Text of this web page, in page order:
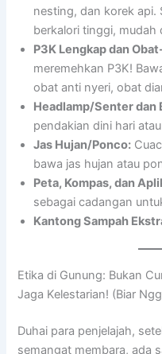
nesting, dan korek api.
berkalori tinggi, mudah
P3K Lengkap dan
meremehkan P3K!
obat anti nyeri, obat
Headlamp/Senter dan
pendakian dini hari
Jas Hujan/Ponco:
bawa jas hujan atau
Peta, Kompas, dan
sebagai cadangan
Kantong Sampah
Etika di Gunung: Bukan
Jaga Kelestarian! (Biar
Duhai para penjelajah,
semangat membara, ada